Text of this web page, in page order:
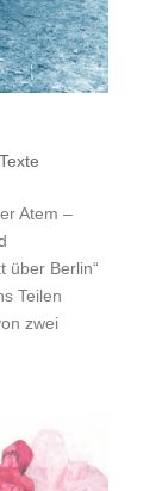
Texte
Atem –
über Berlin“
Teilen
zwei